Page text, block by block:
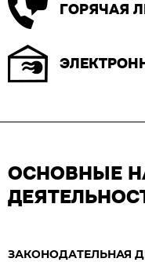
ГОРЯЧАЯ
ОСНОВНЫЕ
ЗАКОНОДАТЕЛЬНАЯ